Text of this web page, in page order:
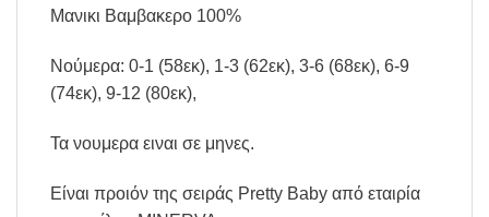
Μανικι Βαμβακερο 100%
Νούμερα: 0-1 (58εκ), 1-3 (62εκ), 3-6 (68εκ), 6-9
(74εκ), 9-12 (80εκ),
Τα νουμερα ειναι σε μηνες.
Είναι προιόν της σειράς Pretty Baby από εταιρία